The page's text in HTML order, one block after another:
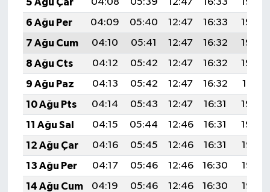
6 Ağu Per
04:09 05:40 12:47 16:33
19:44
7 Ağu Cum
04:10 05:41 12:47 16:32
19:43
8 Ağu Cts
04:12 05:42 12:47 16:32
19:42
9 Ağu Paz
04:13 05:42 12:47 16:32
19:41
10 Ağu Pts
04:14 05:43 12:47 16:31
19:40
11 Ağu Sal
04:15 05:44 12:46 16:31
19:39
12 Ağu Çar
04:16 05:45 12:46 16:31
19:38
13 Ağu Per
04:17 05:46 12:46 16:30
19:37
14 Ağu Cum
04:19 05:46 12:46 16:30
19:35